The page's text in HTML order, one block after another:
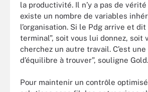
la productivité. Il n’y a pas de
existe un nombre de variables
l’organisation. Si le Pdg arrive et
terminal”, soit vous lui donnez, soit
cherchez un autre travail. C’est
d’équilibre à trouver”, souligne Gold.
Pour maintenir un contrôle